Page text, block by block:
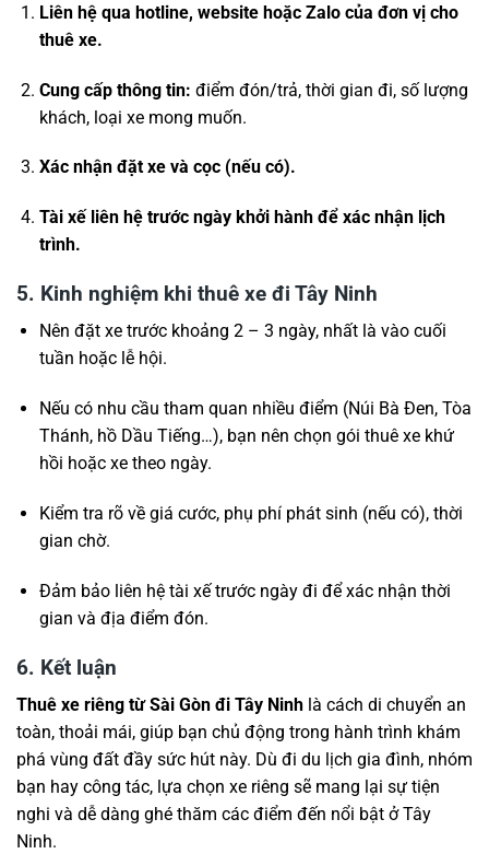
Liên hệ qua hotline, website hoặc Zalo của đơn vị cho
thuê xe.
Cung cấp thông tin: điểm đón/trả, thời gian đi, số lượng
khách, loại xe mong muốn.
Xác nhận đặt xe và cọc (nếu có).
Tài xế liên hệ trước ngày khởi hành để xác nhận lịch
trình.
5. Kinh nghiệm khi thuê xe đi Tây Ninh
Nên đặt xe trước khoảng 2 – 3 ngày, nhất là vào cuối
tuần hoặc lễ hội.
Nếu có nhu cầu tham quan nhiều điểm (Núi Bà Đen, Tòa
Thánh, hồ Dầu Tiếng…), bạn nên chọn gói thuê xe khứ
hồi hoặc xe theo ngày.
Kiểm tra rõ về giá cước, phụ phí phát sinh (nếu có), thời
gian chờ.
Đảm bảo liên hệ tài xế trước ngày đi để xác nhận thời
gian và địa điểm đón.
6. Kết luận
Thuê xe riêng từ Sài Gòn đi Tây Ninh là cách di chuyển an
toàn, thoải mái, giúp bạn chủ động trong hành trình khám
phá vùng đất đầy sức hút này. Dù đi du lịch gia đình, nhóm
bạn hay công tác, lựa chọn xe riêng sẽ mang lại sự tiện
nghi và dễ dàng ghé thăm các điểm đến nổi bật ở Tây
Ninh.